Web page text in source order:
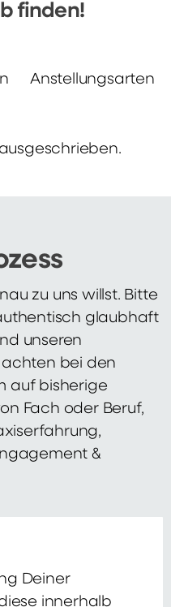
finden!
Anstellungsarten
zu uns willst. Bitte
glaubhaft
unseren
bei den
auf bisherige
Fach oder Beruf,
&
Deiner
innerhalb